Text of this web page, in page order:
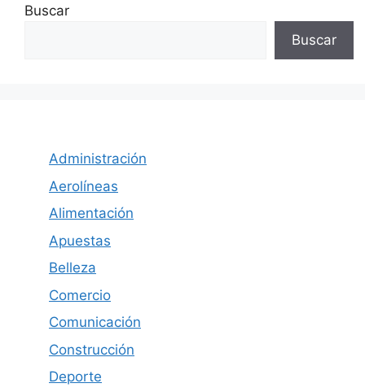
Buscar
Buscar
Administración
Aerolíneas
Alimentación
Apuestas
Belleza
Comercio
Comunicación
Construcción
Deporte